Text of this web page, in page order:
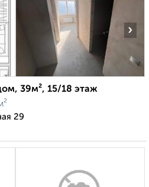
›
39м², 15/18 этаж
29